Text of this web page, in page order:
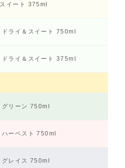
スイート 375ml
ドライ＆スイート 750ml
ドライ＆スイート 375ml
グリーン 750ml
ハーベスト 750ml
グレイス 750ml